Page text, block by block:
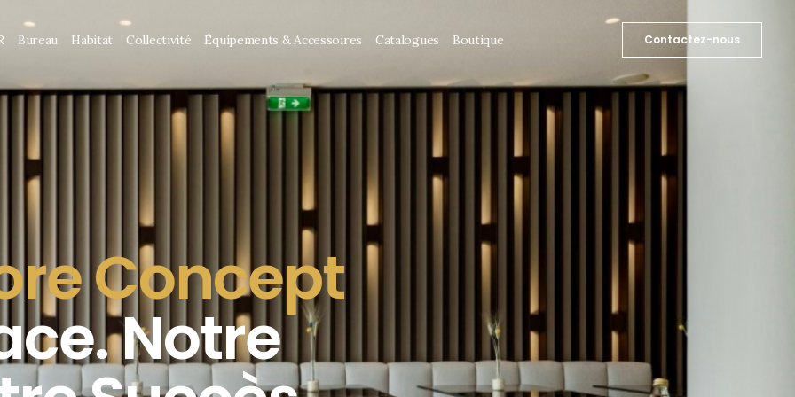
Bureau Habitat Collectivité Équipements & Accessoires Catalogues Boutique Contactez-nous
Concept
Notre